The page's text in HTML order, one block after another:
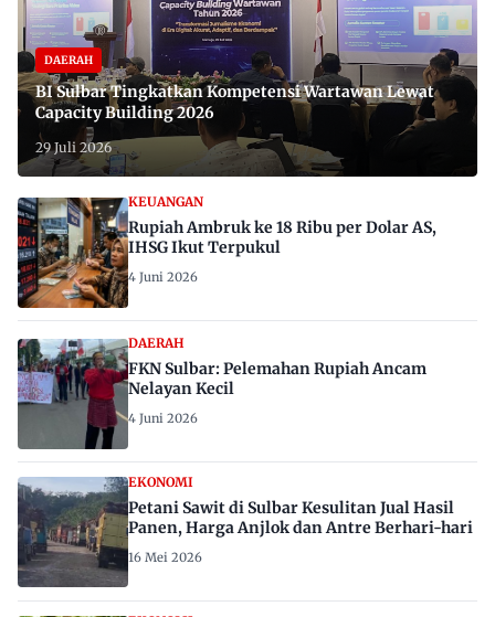
DAERAH
BI Sulbar Tingkatkan Kompetensi Wartawan Lewat
Capacity Building 2026
29 Juli 2026
KEUANGAN
Rupiah Ambruk ke 18 Ribu per Dolar AS,
IHSG Ikut Terpukul
4 Juni 2026
DAERAH
FKN Sulbar: Pelemahan Rupiah Ancam
Nelayan Kecil
4 Juni 2026
EKONOMI
Petani Sawit di Sulbar Kesulitan Jual Hasil
Panen, Harga Anjlok dan Antre Berhari-hari
16 Mei 2026